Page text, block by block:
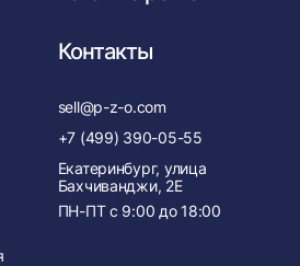
Контакты
sell@p-z-o.com
+7 (499) 390-05-55
Екатеринбург, улица
Бахчиванджи, 2Е
ПН-ПТ с 9:00 до 18:00